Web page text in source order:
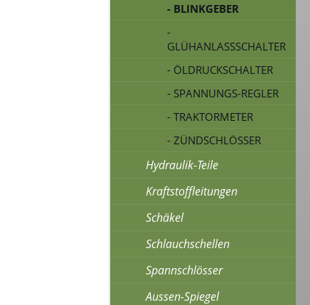
- BLINKGEBER
-
GLÜHANLASSSCHALTER
- ÖLDRUCKSCHALTER
- SPANNUNGS-REGLER
- TRAKTORMETER
- ZÜNDSCHLÖSSER
Hydraulik-Teile
Kraftstoffleitungen
Schäkel
Schlauchschellen
Spannschlösser
Aussen-Spiegel